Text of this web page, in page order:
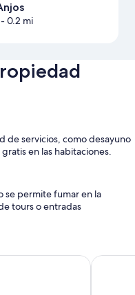
0.2 mi
de servicios, como desayuno
en las habitaciones.
se permite fumar en la
tours o entradas
Anjos